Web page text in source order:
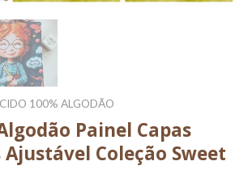
100% ALGODÃO
Painel Capas
Coleção Sweet